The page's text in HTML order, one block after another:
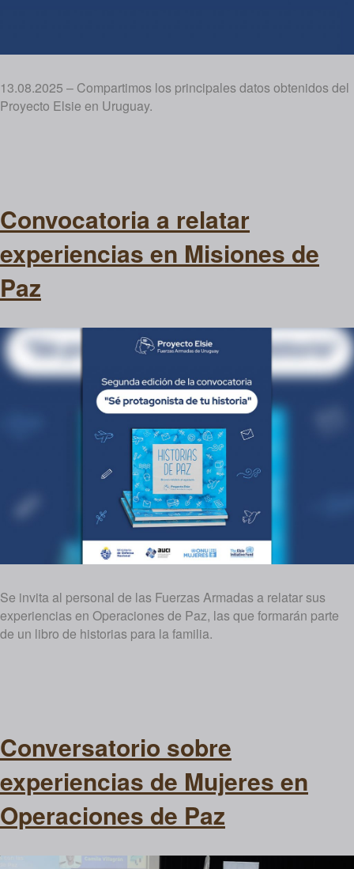
13.08.2025 – Compartimos los principales datos obtenidos del
Proyecto Elsie en Uruguay.
Convocatoria a relatar
experiencias en Misiones de
Paz
Se invita al personal de las Fuerzas Armadas a relatar sus
experiencias en Operaciones de Paz, las que formarán parte
de un libro de historias para la familia.
Conversatorio sobre
experiencias de Mujeres en
Operaciones de Paz